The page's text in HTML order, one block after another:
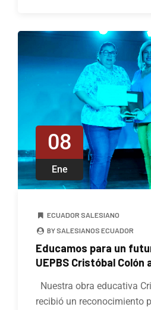
08
Ene
ECUADOR SALESIANO
BY SALESIANOS ECUADOR
Educamos para un
UEPBS Cristóbal Colón
Nuestra obra educativa
recibió un reconocimiento